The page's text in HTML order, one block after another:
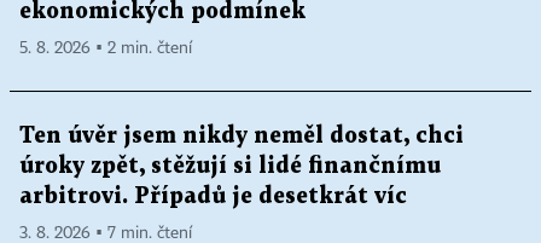
ekonomických podmínek
5. 8. 2026 ▪ 2 min. čtení
Ten úvěr jsem nikdy neměl dostat, chci
úroky zpět, stěžují si lidé finančnímu
arbitrovi. Případů je desetkrát víc
3. 8. 2026 ▪ 7 min. čtení